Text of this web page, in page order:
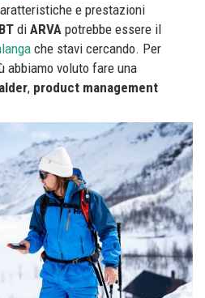
e prestazioni
di ARVA potrebbe essere il
che stavi cercando. Per
abbiamo voluto fare una
, product management